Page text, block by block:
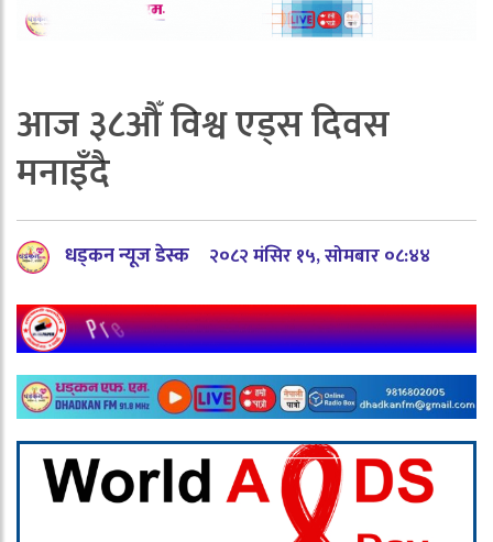
आज ३८औँ विश्व एड्स दिवस
मनाइँदै
धड्कन न्यूज डेस्क २०८२ मंसिर १५, सोमबार ०८:४४